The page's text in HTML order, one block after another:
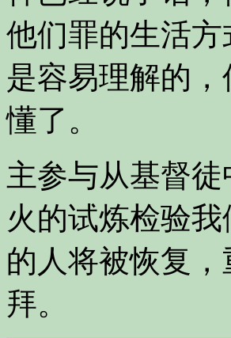
他们罪的生活
是容易理解的
懂了。
主参与从基督
火的试炼检验
的人将被恢复
拜。